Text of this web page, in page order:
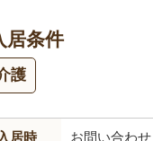
居条件
護
入居時 お問い合わ